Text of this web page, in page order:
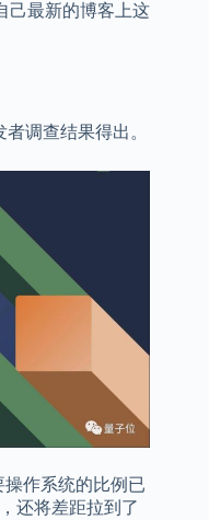
己最新的博客上这
者调查结果得出。
操作系统的比例已
还将差距拉到了